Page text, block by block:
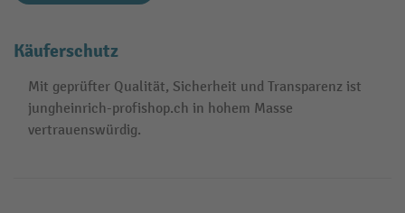
Käuferschutz
Mit geprüfter Qualität, Sicherheit und Transparenz ist
jungheinrich-profishop.ch in hohem Masse
vertrauenswürdig.